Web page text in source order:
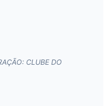
CLUBE DO